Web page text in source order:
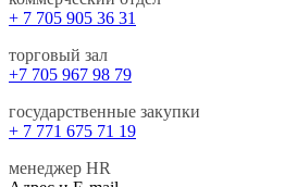
+ 7 705 905 36 31
торговый зал
+7 705 967 98 79
государственные закупки
+ 7 771 675 71 19
менеджер HR